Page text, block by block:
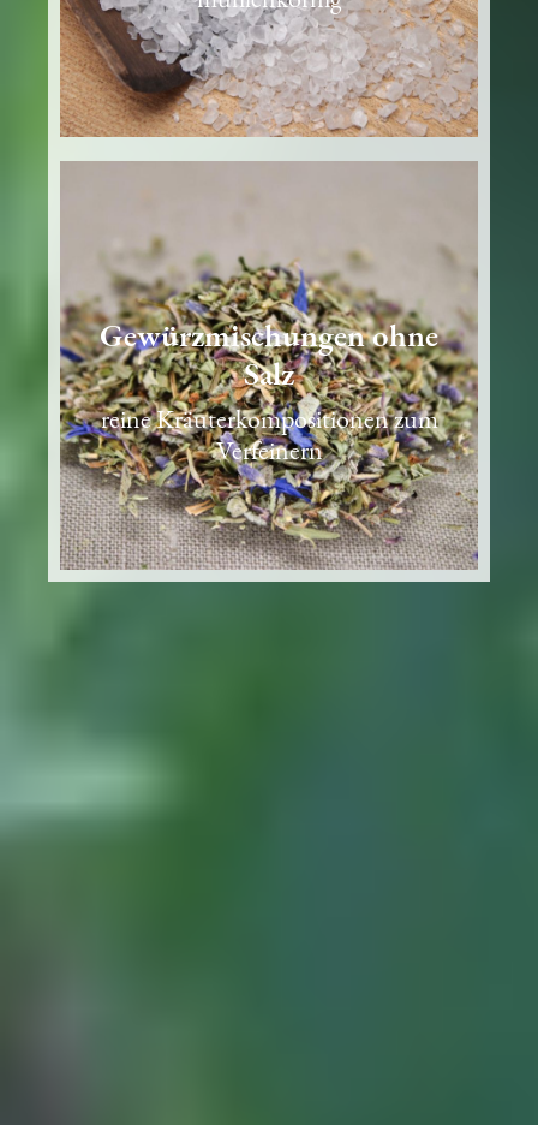
Gewürzmischungen ohne
Salz
reine Kräuterkompositionen zum
Verfeinern